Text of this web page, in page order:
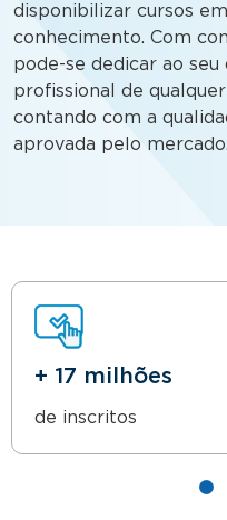
disponibilizar cursos
conhecimento. Com
pode-se dedicar ao
profissional de
contando com a
aprovada pelo mercado.
+ 17 milhões
de inscritos